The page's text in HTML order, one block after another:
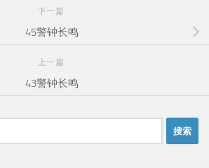
下一篇
45警钟长鸣
上一篇
43警钟长鸣